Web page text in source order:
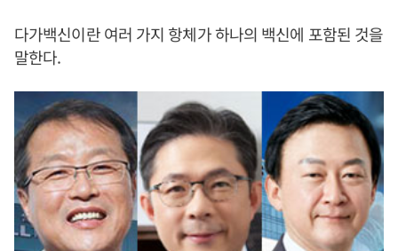
다가백신이란 여러 가지 항체가 하나의 백신에 포함된 것을
말한다.